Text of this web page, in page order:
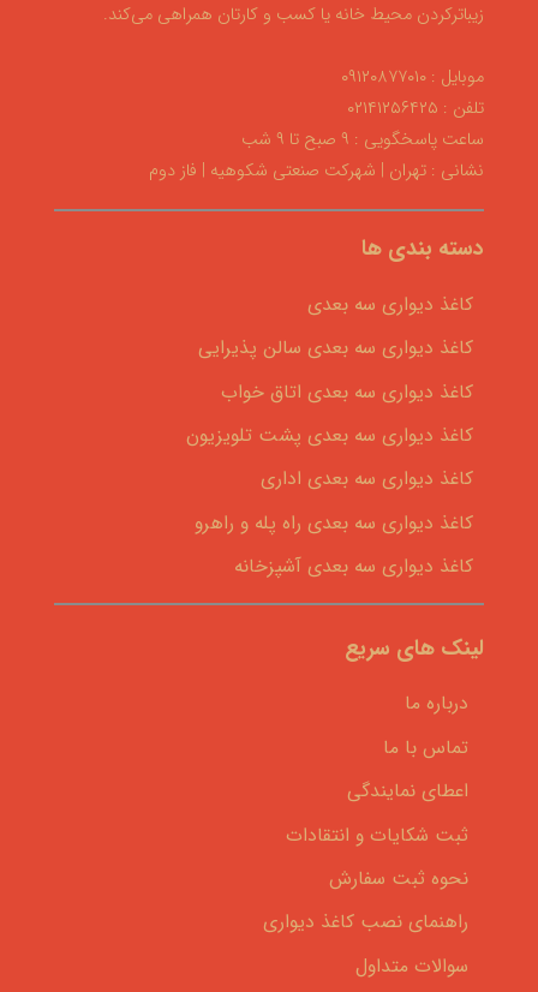
زیباترکردن محیط خانه یا کسب و کارتان همراهی می‌کند.
موبایل : ۰۹۱۲۰۸۷۷۰۱۰
تلفن : ۰۲۱۴۱۲۵۶۴۲۵
ساعت پاسخگویی : ۹ صبح تا ۹ شب
نشانی : تهران | شهرکت صنعتی شکوهیه | فاز دوم
دسته بندی ها
کاغذ دیواری سه بعدی
کاغذ دیواری سه بعدی سالن پذیرایی
کاغذ دیواری سه بعدی اتاق خواب
کاغذ دیواری سه بعدی پشت تلویزیون
کاغذ دیواری سه بعدی اداری
کاغذ دیواری سه بعدی راه پله و راهرو
کاغذ دیواری سه بعدی آشپزخانه
لینک های سریع
درباره ما
تماس با ما
اعطای نمایندگی
ثبت شکایات و انتقادات
نحوه ثبت سفارش
راهنمای نصب کاغذ دیواری
سوالات متداول